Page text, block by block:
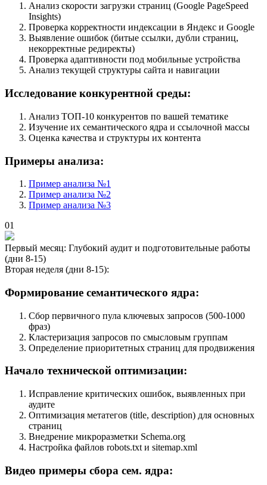
Анализ скорости загрузки страниц (Google PageSpeed
Insights)
Проверка корректности индексации в Яндекс и Google
Выявление ошибок (битые ссылки, дубли страниц,
некорректные редиректы)
Проверка адаптивности под мобильные устройства
Анализ текущей структуры сайта и навигации
Исследование конкурентной среды:
Анализ ТОП-10 конкурентов по вашей тематике
Изучение их семантического ядра и ссылочной массы
Оценка качества и структуры их контента
Примеры анализа:
Пример анализа №1
Пример анализа №2
Пример анализа №3
01
Первый месяц: Глубокий аудит и подготовительные работы
(дни 8-15)
Вторая неделя (дни 8-15):
Формирование семантического ядра:
Сбор первичного пула ключевых запросов (500-1000
фраз)
Кластеризация запросов по смысловым группам
Определение приоритетных страниц для продвижения
Начало технической оптимизации:
Исправление критических ошибок, выявленных при
аудите
Оптимизация метатегов (title, description) для основных
страниц
Внедрение микроразметки Schema.org
Настройка файлов robots.txt и sitemap.xml
Видео примеры сбора сем. ядра: